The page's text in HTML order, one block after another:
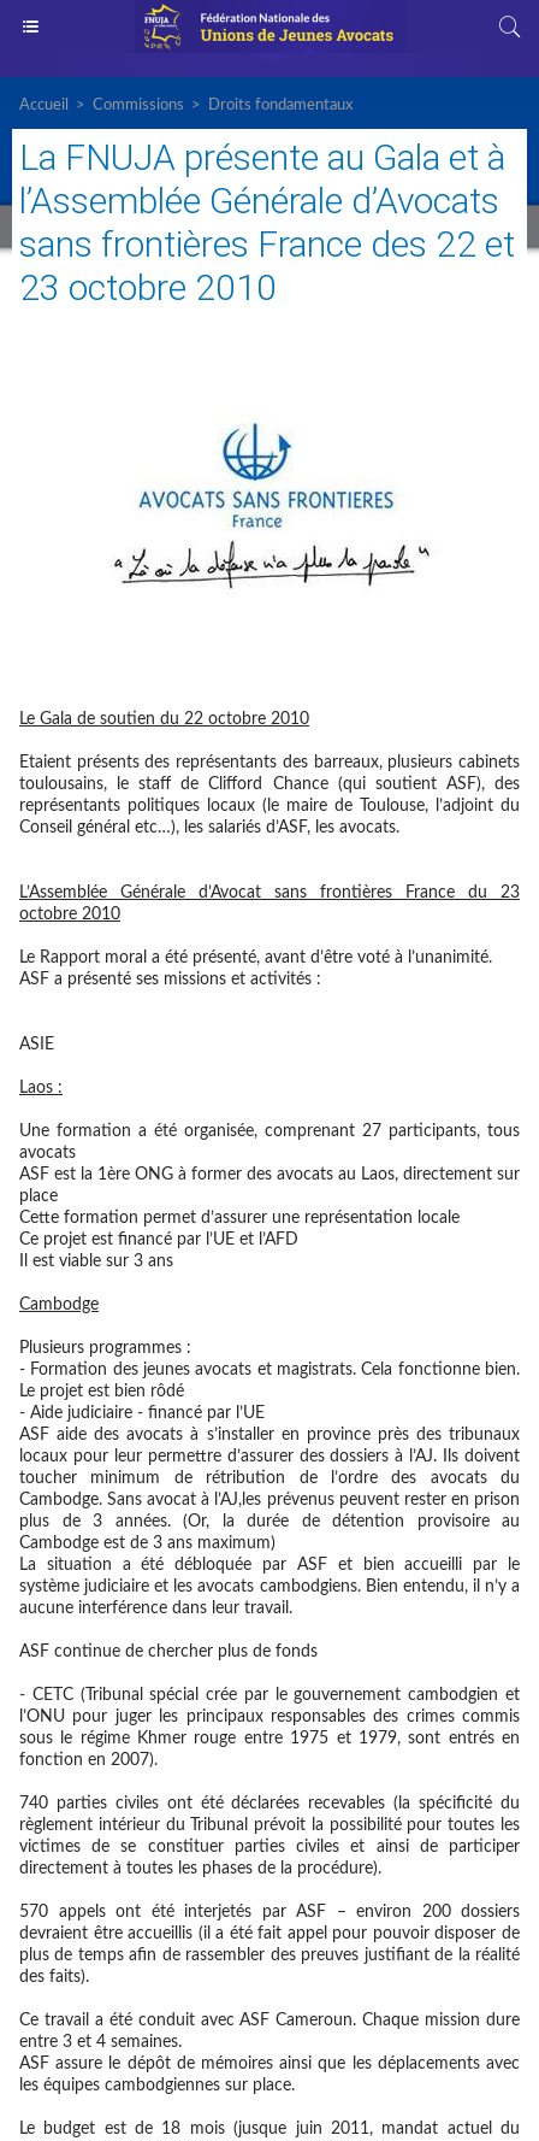
Accueil > Commissions > Droits fondamentaux
La FNUJA présente au Gala et à
l’Assemblée Générale d’Avocats
sans frontières France des 22 et
23 octobre 2010
Le Gala de soutien du 22 octobre 2010
Etaient présents des représentants des barreaux, plusieurs cabinets
toulousains, le staff de Clifford Chance (qui soutient ASF), des
représentants politiques locaux (le maire de Toulouse, l’adjoint du
Conseil général etc…), les salariés d’ASF, les avocats.
L’Assemblée Générale d’Avocat sans frontières France du 23
octobre 2010
Le Rapport moral a été présenté, avant d’être voté à l’unanimité.
ASF a présenté ses missions et activités :
ASIE
Laos :
Une formation a été organisée, comprenant 27 participants, tous
avocats
ASF est la 1ère ONG à former des avocats au Laos, directement sur
place
Cette formation permet d’assurer une représentation locale
Ce projet est financé par l’UE et l’AFD
Il est viable sur 3 ans
Cambodge
Plusieurs programmes :
- Formation des jeunes avocats et magistrats. Cela fonctionne bien.
Le projet est bien rôdé
- Aide judiciaire - financé par l’UE
ASF aide des avocats à s’installer en province près des tribunaux
locaux pour leur permettre d’assurer des dossiers à l’AJ. Ils doivent
toucher minimum de rétribution de l’ordre des avocats du
Cambodge. Sans avocat à l’AJ,les prévenus peuvent rester en prison
plus de 3 années. (Or, la durée de détention provisoire au
Cambodge est de 3 ans maximum)
La situation a été débloquée par ASF et bien accueilli par le
système judiciaire et les avocats cambodgiens. Bien entendu, il n’y a
aucune interférence dans leur travail.
ASF continue de chercher plus de fonds
- CETC (Tribunal spécial crée par le gouvernement cambodgien et
l’ONU pour juger les principaux responsables des crimes commis
sous le régime Khmer rouge entre 1975 et 1979, sont entrés en
fonction en 2007).
740 parties civiles ont été déclarées recevables (la spécificité du
règlement intérieur du Tribunal prévoit la possibilité pour toutes les
victimes de se constituer parties civiles et ainsi de participer
directement à toutes les phases de la procédure).
570 appels ont été interjetés par ASF – environ 200 dossiers
devraient être accueillis (il a été fait appel pour pouvoir disposer de
plus de temps afin de rassembler des preuves justifiant de la réalité
des faits).
Ce travail a été conduit avec ASF Cameroun. Chaque mission dure
entre 3 et 4 semaines.
ASF assure le dépôt de mémoires ainsi que les déplacements avec
les équipes cambodgiennes sur place.
Le budget est de 18 mois (jusque juin 2011, mandat actuel du